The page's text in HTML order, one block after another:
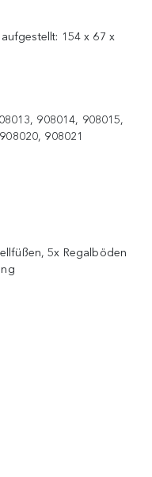
154 x 67 x
908014, 908015,
908021
5x Regalböden